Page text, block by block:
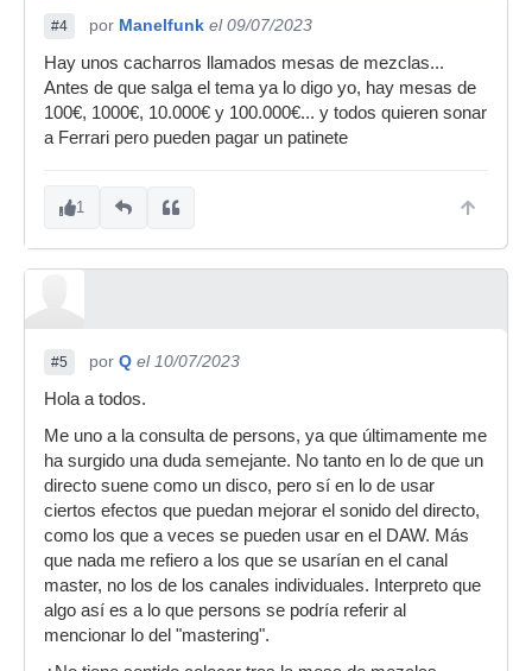
#4 por Manelfunk el 09/07/2023
Hay unos cacharros llamados mesas de mezclas...
Antes de que salga el tema ya lo digo yo, hay mesas de
100€, 1000€, 10.000€ y 100.000€... y todos quieren sonar
a Ferrari pero pueden pagar un patinete
1
#5 por Q el 10/07/2023
Hola a todos.
Me uno a la consulta de persons, ya que últimamente me
ha surgido una duda semejante. No tanto en lo de que un
directo suene como un disco, pero sí en lo de usar
ciertos efectos que puedan mejorar el sonido del directo,
como los que a veces se pueden usar en el DAW. Más
que nada me refiero a los que se usarían en el canal
master, no los de los canales individuales. Interpreto que
algo así es a lo que persons se podría referir al
mencionar lo del "mastering".